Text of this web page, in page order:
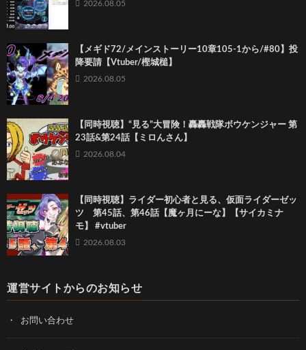
2026.08.05
【メギド72/メインストーリー10章105-1から/#80】投
降要請【Vtuber/樫城槌】
2026.08.05
【同時視聴】“見る”大冒険！轟轟戦隊ボウケンジャー 第
23話&第24話【ミロんさん】
2026.08.04
【同時視聴】ライダー初心者と見る、仮面ライダーゼッ
ツ 第45話、第46話【魔ヶ月にーな】【サイカミナ
モ】 #vtuber
2026.08.03
運営サイトからのお知らせ
お問い合わせ